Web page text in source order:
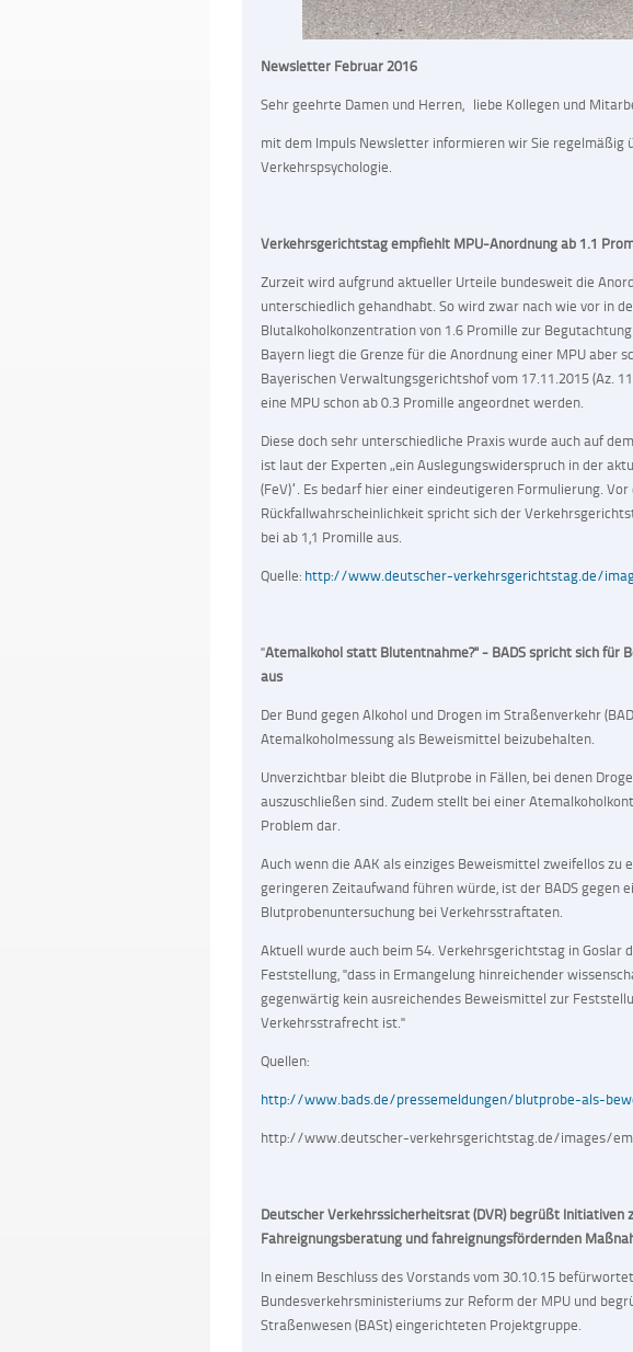
Newsletter Februar 2016
Sehr geehrte Damen und Herren, liebe Kollegen und
mit dem Impuls Newsletter informieren wir Sie regelmäßig
Verkehrspsychologie.
Verkehrsgerichtstag empfiehlt MPU-Anordnung ab 1.1
Zurzeit wird aufgrund aktueller Urteile bundesweit die
unterschiedlich gehandhabt. So wird zwar nach wie vor in
Blutalkoholkonzentration von 1.6 Promille zur
Bayern liegt die Grenze für die Anordnung einer MPU aber
Bayerischen Verwaltungsgerichtshof vom 17.11.2015 (Az.
eine MPU schon ab 0.3 Promille angeordnet werden.
Diese doch sehr unterschiedliche Praxis wurde auch auf
ist laut der Experten „ein Auslegungswiderspruch in der
(FeV)“. Es bedarf hier einer eindeutigeren Formulierung.
Rückfallwahrscheinlichkeit spricht sich der
bei ab 1,1 Promille aus.
Quelle: http://www.deutscher-verkehrsgerichtstag.de/
"Atemalkohol statt Blutentnahme?" - BADS spricht sich für
aus
Der Bund gegen Alkohol und Drogen im Straßenverkehr
Atemalkoholmessung als Beweismittel beizubehalten.
Unverzichtbar bleibt die Blutprobe in Fällen, bei denen
auszuschließen sind. Zudem stellt bei einer
Problem dar.
Auch wenn die AAK als einziges Beweismittel zweifellos
geringeren Zeitaufwand führen würde, ist der BADS gegen
Blutprobenuntersuchung bei Verkehrsstraftaten.
Aktuell wurde auch beim 54. Verkehrsgerichtstag in Goslar
Feststellung, "dass in Ermangelung hinreichender
gegenwärtig kein ausreichendes Beweismittel zur
Verkehrsstrafrecht ist."
Quellen:
http://www.bads.de/pressemeldungen/blutprobe-als-
http://www.deutscher-verkehrsgerichtstag.de/images/
Deutscher Verkehrssicherheitsrat (DVR) begrüßt Initiativen
Fahreignungsberatung und fahreignungsfördernden
In einem Beschluss des Vorstands vom 30.10.15
Bundesverkehrsministeriums zur Reform der MPU und
Straßenwesen (BASt) eingerichteten Projektgruppe.